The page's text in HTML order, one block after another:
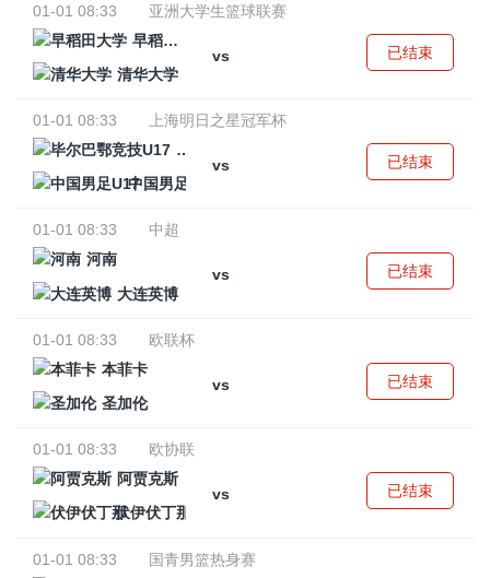
01-01 08:33
亚洲大学生篮球联赛
早稻田大学
vs
清华大学
已结束
01-01 08:33
上海明日之星冠军杯
毕尔巴鄂竞技U17
vs
中国男足U17
已结束
01-01 08:33
中超
河南
vs
大连英博
已结束
01-01 08:33
欧联杯
本菲卡
vs
圣加伦
已结束
01-01 08:33
欧协联
阿贾克斯
vs
伏伊伏丁那
已结束
01-01 08:33
国青男篮热身赛